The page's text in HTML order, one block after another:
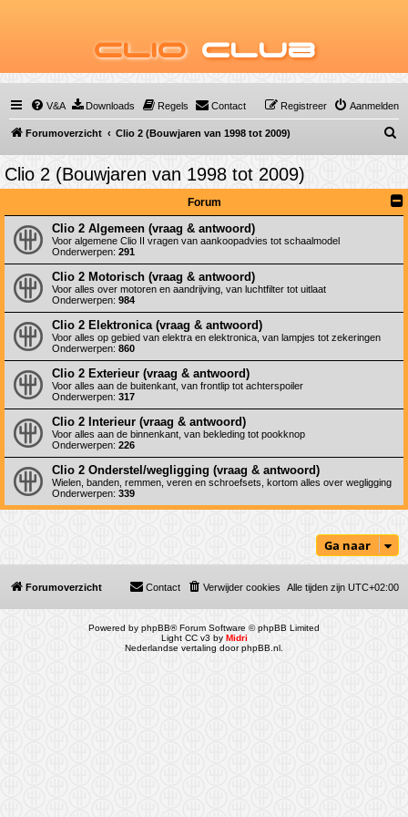
Clio Club
V&A Downloads Regels Contact Aanmelden
Registreer
Forumoverzicht Clio 2 (Bouwjaren van 1998 tot 2009)
o
k
Clio 2 (Bouwjaren van 1998 tot 2009)
Forum
Clio 2 Algemeen (vraag & antwoord)
Voor algemene Clio II vragen van aankoopadvies tot schaalmodel
Onderwerpen: 291
Clio 2 Motorisch (vraag & antwoord)
Voor alles over motoren en aandrijving, van luchtfilter tot uitlaat
Onderwerpen: 984
Clio 2 Elektronica (vraag & antwoord)
Voor alles op gebied van elektra en elektronica, van lampjes tot zekeringen
Onderwerpen: 860
Clio 2 Exterieur (vraag & antwoord)
Voor alles aan de buitenkant, van frontlip tot achterspoiler
Onderwerpen: 317
Clio 2 Interieur (vraag & antwoord)
Voor alles aan de binnenkant, van bekleding tot pookknop
Onderwerpen: 226
Clio 2 Onderstel/wegligging (vraag & antwoord)
Wielen, banden, remmen, veren en schroefsets, kortom alles over wegligging
Onderwerpen: 339
Ga naar
Forumoverzicht Alle tijden zijn UTC+02:00
Verwijder cookies
Contact
Powered by phpBB® Forum Software © phpBB Limited
Light CC v3 by Midri
Nederlandse vertaling doorphpBB.nl